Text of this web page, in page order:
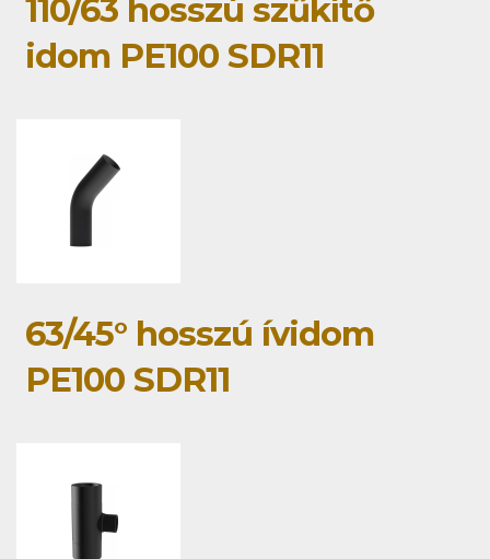
110/63 hosszú szűkítő
idom PE100 SDR11
63/45° hosszú ívidom
PE100 SDR11